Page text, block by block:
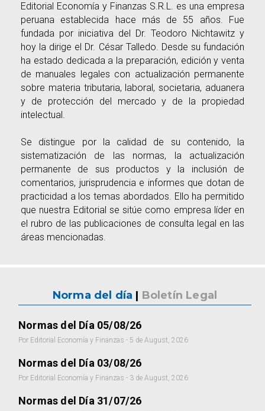
Editorial Economía y Finanzas S.R.L. es una empresa
peruana establecida hace más de 55 años. Fue
fundada por iniciativa del Dr. Teodoro Nichtawitz y
hoy la dirige el Dr. César Talledo. Desde su fundación
ha estado dedicada a la preparación, edición y venta
de manuales legales con actualización permanente
sobre materia tributaria, laboral, societaria, aduanera
y de protección del mercado y de la propiedad
intelectual.
Se distingue por la calidad de su contenido, la
sistematización de las normas, la actualización
permanente de sus productos y la inclusión de
comentarios, jurisprudencia e informes que dotan de
practicidad a los temas abordados. Ello ha permitido
que nuestra Editorial se sitúe como empresa líder en
el rubro de las publicaciones de consulta legal en las
áreas mencionadas.
Norma del día | Boletín Legal
Normas del Día 05/08/26
Por Editorial Economía y Finanzas - 5 de August, 2026
Normas del Día 03/08/26
Por Editorial Economía y Finanzas - 3 de August, 2026
Normas del Día 31/07/26